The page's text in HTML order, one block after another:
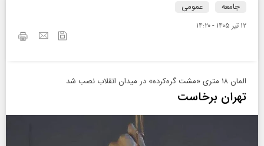
جامعه عمومی
۱۲ تير ۱۴۰۵ - ۱۴:۲۰
المان ۱۸ متری «مشت گره‌کرده» در میدان انقلاب نصب شد
تهران برخاست